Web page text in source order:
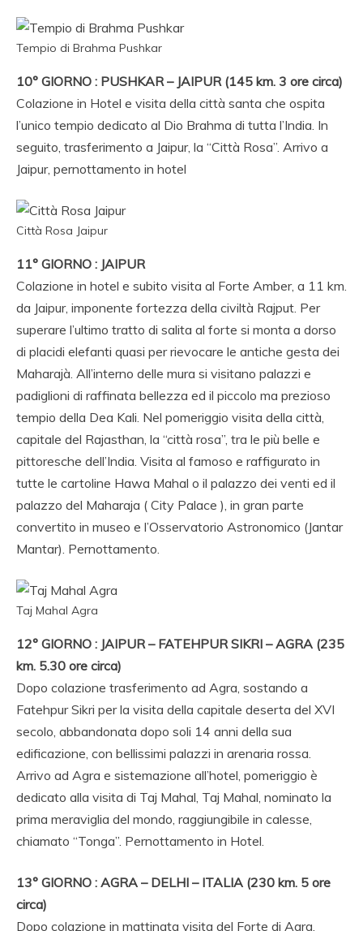
Tempio di Brahma Pushkar
10° GIORNO : PUSHKAR – JAIPUR (145 km. 3 ore circa)
Colazione in Hotel e visita della città santa che ospita
l’unico tempio dedicato al Dio Brahma di tutta l’India. In
seguito, trasferimento a Jaipur, la “Città Rosa”. Arrivo a
Jaipur, pernottamento in hotel
Città Rosa Jaipur
11° GIORNO : JAIPUR
Colazione in hotel e subito visita al Forte Amber, a 11 km.
da Jaipur, imponente fortezza della civiltà Rajput. Per
superare l’ultimo tratto di salita al forte si monta a dorso
di placidi elefanti quasi per rievocare le antiche gesta dei
Maharajà. All’interno delle mura si visitano palazzi e
padiglioni di raffinata bellezza ed il piccolo ma prezioso
tempio della Dea Kali. Nel pomeriggio visita della città,
capitale del Rajasthan, la “città rosa”, tra le più belle e
pittoresche dell’India. Visita al famoso e raffigurato in
tutte le cartoline Hawa Mahal o il palazzo dei venti ed il
palazzo del Maharaja ( City Palace ), in gran parte
convertito in museo e l’Osservatorio Astronomico (Jantar
Mantar). Pernottamento.
Taj Mahal Agra
12° GIORNO : JAIPUR – FATEHPUR SIKRI – AGRA (235
km. 5.30 ore circa)
Dopo colazione trasferimento ad Agra, sostando a
Fatehpur Sikri per la visita della capitale deserta del XVI
secolo, abbandonata dopo soli 14 anni della sua
edificazione, con bellissimi palazzi in arenaria rossa.
Arrivo ad Agra e sistemazione all’hotel, pomeriggio è
dedicato alla visita di Taj Mahal, Taj Mahal, nominato la
prima meraviglia del mondo, raggiungibile in calesse,
chiamato “Tonga”. Pernottamento in Hotel.
13° GIORNO : AGRA – DELHI – ITALIA (230 km. 5 ore
circa)
Dopo colazione in mattinata visita del Forte di Agra,